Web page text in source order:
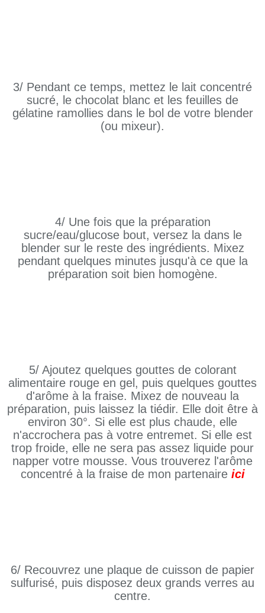
3/ Pendant ce temps, mettez le lait concentré
sucré, le chocolat blanc et les feuilles de
gélatine ramollies dans le bol de votre blender
(ou mixeur).
4/ Une fois que la préparation
sucre/eau/glucose bout, versez la dans le
blender sur le reste des ingrédients. Mixez
pendant quelques minutes jusqu'à ce que la
préparation soit bien homogène.
5/ Ajoutez quelques gouttes de colorant
alimentaire rouge en gel, puis quelques gouttes
d'arôme à la fraise. Mixez de nouveau la
préparation, puis laissez la tiédir. Elle doit être à
environ 30°. Si elle est plus chaude, elle
n'accrochera pas à votre entremet. Si elle est
trop froide, elle ne sera pas assez liquide pour
napper votre mousse. Vous trouverez l'arôme
concentré à la fraise de mon partenaire ici
6/ Recouvrez une plaque de cuisson de papier
sulfurisé, puis disposez deux grands verres au
centre.